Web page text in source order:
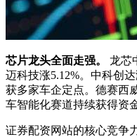
芯片龙头全面走强。
龙芯
迈科技涨5.12%。中科创
获多家车企定点。德赛西
车智能化赛道持续获得资
证券配资网站的核心竞争